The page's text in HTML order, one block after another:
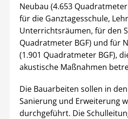
Neubau (4.653
für die Ganztagesschule,
Unterrichtsräumen, für den
Quadratmeter BGF) und für
(1.901 Quadratmeter BGF),
akustische Maßnahmen
Die Bauarbeiten sollen in
Sanierung und Erweiterung
durchgeführt. Die